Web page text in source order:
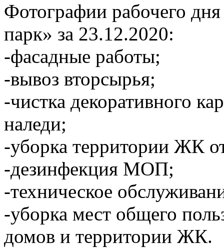
Фотографии рабочего
парк» за 23.12.2020:
-фасадные работы;
-вывоз вторсырья;
-чистка декоративного
наледи;
-уборка территории ЖК
-дезинфекция МОП;
-техническое
-уборка мест общего
домов и территории ЖК.